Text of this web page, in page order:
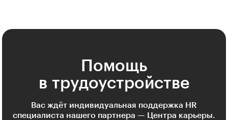
Помощь
в трудоустройстве
Вас ждёт индивидуальная поддержка HR
специалиста нашего партнера — Центра карьеры.